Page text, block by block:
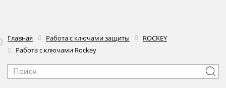
Главная Работа с ключами защиты
ROCKEY
Работа с ключами Rockey